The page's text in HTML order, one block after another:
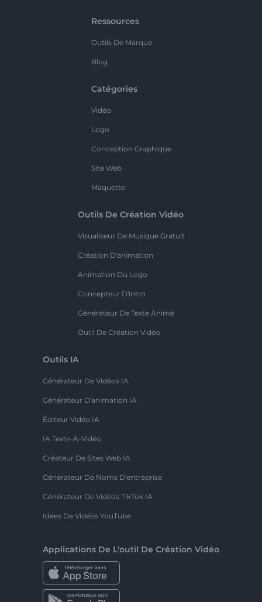
Ressources
Outils De Marque
Blog
Catégories
Vidéo
Logo
Conception Graphique
Site Web
Maquette
Outils De Création Vidéo
Visualiseur De Musique Gratuit
Création D'animation
Animation Du Logo
Concepteur D'intro
Générateur De Texte Animé
Outil De Création Vidéo
Outils IA
Générateur De Vidéos IA
Générateur D'animation IA
Éditeur Vidéo IA
IA Texte-À-Vidéo
Créateur De Sites Web IA
Générateur De Noms D'entreprise
Générateur De Vidéos TikTok IA
Idées De Vidéos YouTube
Applications De L'outil De Création Vidéo